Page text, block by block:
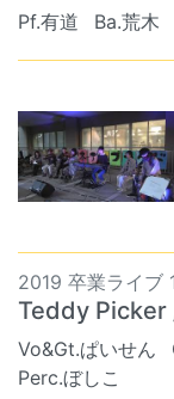
Pf.有道 Ba.荒木
2019 卒業ライブ
Teddy
Vo&Gt.ぱいせん
Perc.ぼしこ